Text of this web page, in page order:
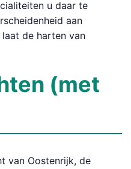
nu
u daar te
aan
de harten van
(met
van Oostenrijk, de